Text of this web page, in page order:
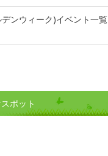
ンウィーク)イベント一覧
ポット